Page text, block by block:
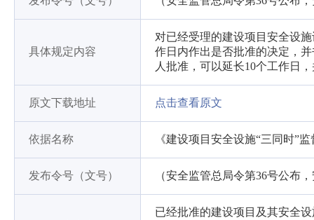
具体规定内容
对已经受理的建设项目安全设
作日内作出是否批准的决定，
人批准，可以延长10个工作日
原文下载地址 点击查看原文
依据名称 《建设项目安全设施“三同时”
发布令号（文号） （安全监管总局令第36号公布
已经批准的建设项目及其安全